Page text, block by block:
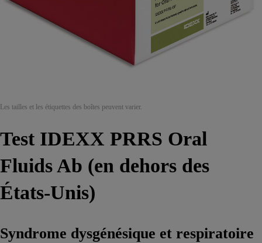
Les tailles et les étiquettes des boîtes peuvent varier.
Test IDEXX PRRS Oral
Fluids Ab (en dehors des
États-Unis)
Syndrome dysgénésique et respiratoire